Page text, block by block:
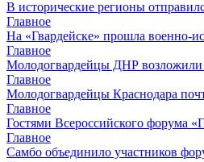
В исторические регионы
Главное
На «Гвардейске» прошла военно-
Главное
Молодогвардейцы ДНР возложили
Главное
Молодогвардейцы Краснодара
Главное
Гостями Всероссийского форума
Главное
Самбо объединило участников